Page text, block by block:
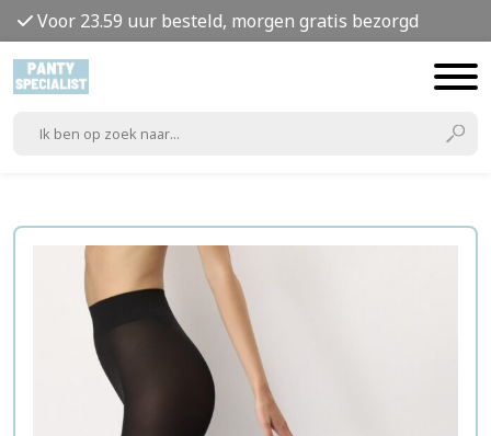
Voor 23.59 uur besteld, morgen gratis bezorgd